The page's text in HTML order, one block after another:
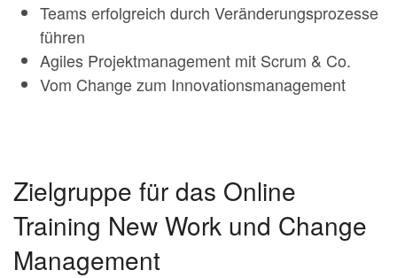
Teams erfolgreich durch Veränderungsprozesse
führen
Agiles Projektmanagement mit Scrum & Co.
Vom Change zum Innovationsmanagement
Zielgruppe für das Online
Training New Work und Change
Management